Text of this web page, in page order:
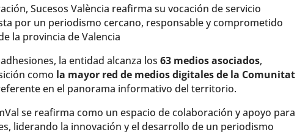
Sucesos València reafirma su vocación de servicio
por un periodismo cercano, responsable y comprometido
la provincia de Valencia
la entidad alcanza los63 medios asociados,
como la mayor red de medios digitales de la Comunitat
en el panorama informativo del territorio.
se reafirma como un espacio de colaboración y apoyo para
liderando la innovación y el desarrollo de un periodismo